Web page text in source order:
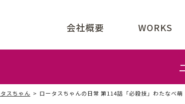
会社概要 WORKS
スちゃん ロータスちゃんの日常 第114話「必殺技」わたなべ萌